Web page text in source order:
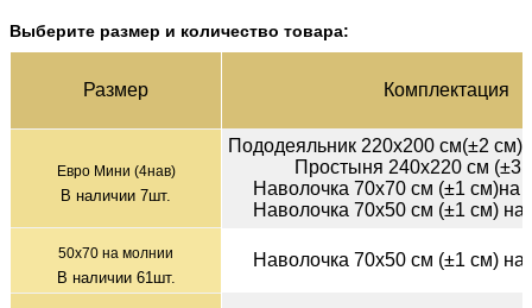
Выберите размер и количество товара:
Раз­мер Ком­плек­тация
Евро Мини (4нав)
В наличии 7шт.
Пододеяльник 220х200 см(±2 см)
Простыня 240х220 см (±3
Наволочка 70х70 см (±1
Наволочка 70х50 см (±1 см)
50х70 на молнии
В наличии 61 шт.
Наволочка 70х50 см (±1 см)